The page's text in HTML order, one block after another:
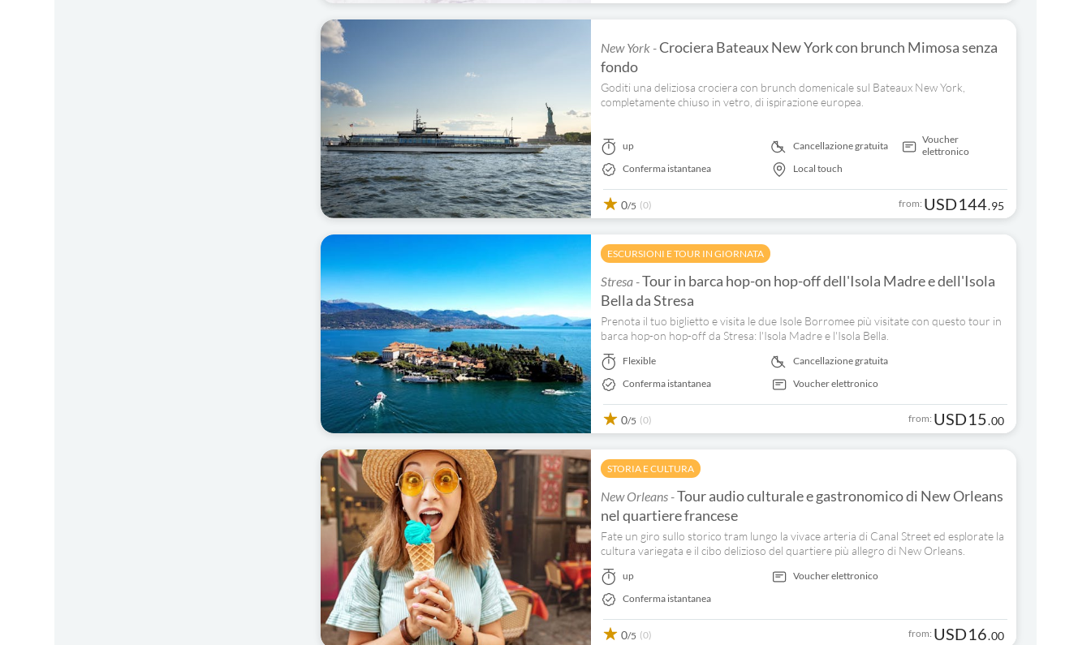
New York -Crociera Bateaux New York con brunch Mimosa senza
fondo
Goditi una deliziosa crociera con brunch domenicale sul Bateaux New York,
completamente chiuso in vetro, di ispirazione europea.
up
Conferma istantanea
Cancellazione gratuita
Local touch
Voucher
elettronico
0/5 (0) from: USD144.95
ESCURSIONI E TOUR IN GIORNATA
Stresa -Tour in barca hop-on hop-off dell'Isola Madre e dell'Isola
Bella da Stresa
Prenota il tuo biglietto e visita le due Isole Borromee più visitate con questo tour in
barca hop-on hop-off da Stresa: l'Isola Madre e l'Isola Bella.
Flexible
Conferma istantanea
Cancellazione gratuita
Voucher elettronico
0/5 (0) from: USD15.00
STORIA E CULTURA
New Orleans -Tour audio culturale e gastronomico di New Orleans
nel quartiere francese
Fate un giro sullo storico tram lungo la vivace arteria di Canal Street ed esplorate la
cultura variegata e il cibo delizioso del quartiere più allegro di New Orleans.
up
Conferma istantanea
Voucher elettronico
0/5 (0) from: USD16.00